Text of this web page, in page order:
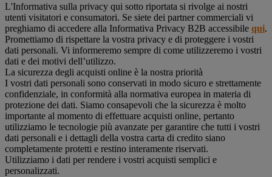
L'Informativa sulla privacy qui sotto riportata si rivolge ai nostri
utenti visitatori e consumatori. Se siete dei partner commerciali vi
preghiamo di accedere alla Informativa Privacy B2B accessibile qui.
Promettiamo di rispettare la vostra privacy e di proteggere i vostri
dati personali. Vi informeremo sempre di come utilizzeremo i vostri
dati e dei motivi dell’utilizzo.
La sicurezza degli acquisti online è la nostra priorità
I vostri dati personali sono conservati in modo sicuro e strettamente
confidenziale, in conformità alla normativa europea in materia di
protezione dei dati. Siamo consapevoli che la sicurezza è molto
importante al momento di effettuare acquisti online, pertanto
utilizziamo le tecnologie più avanzate per garantire che tutti i vostri
dati personali e i dettagli della vostra carta di credito siano
completamente protetti e restino interamente riservati.
Utilizziamo i dati per rendere i vostri acquisti semplici e
personalizzati.